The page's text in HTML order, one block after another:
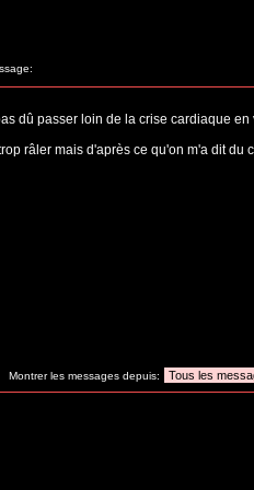
dû passer loin de la crise cardiaque en
râler mais d'après ce qu'on m'a dit du
Montrer les messages depuis: